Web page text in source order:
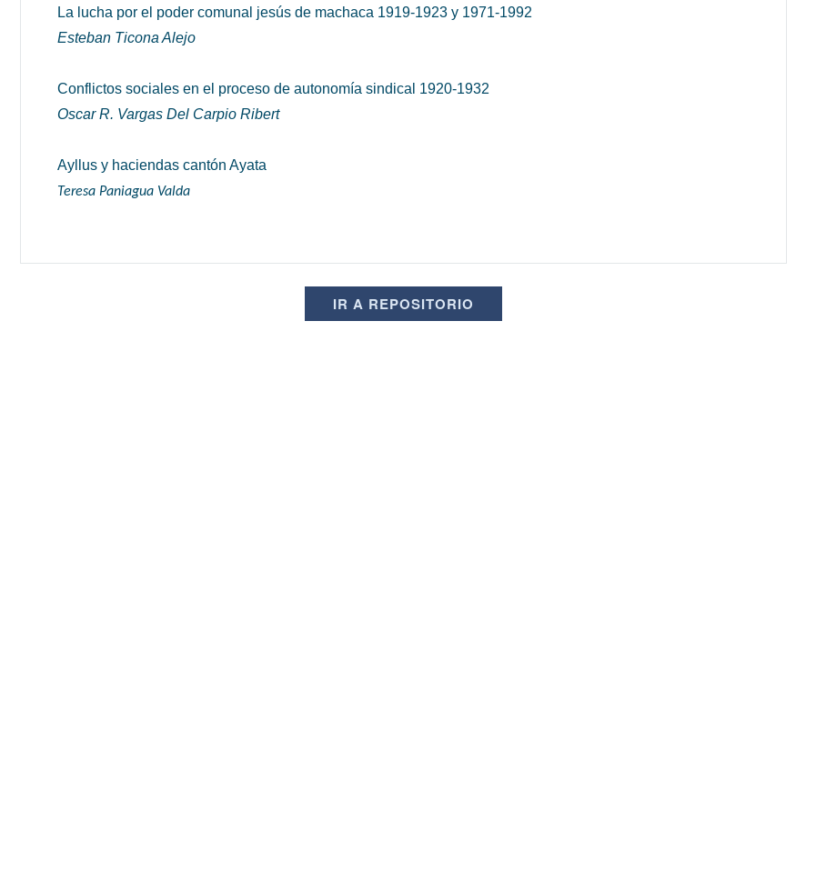
La lucha por el poder comunal jesús de machaca 1919-1923 y 1971-1992
Esteban Ticona Alejo
Conflictos sociales en el proceso de autonomía sindical 1920-1932
Oscar R. Vargas Del Carpio Ribert
Ayllus y haciendas cantón Ayata
Teresa Paniagua Valda
IR A REPOSITORIO